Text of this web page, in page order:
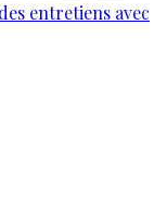
entretiens avec